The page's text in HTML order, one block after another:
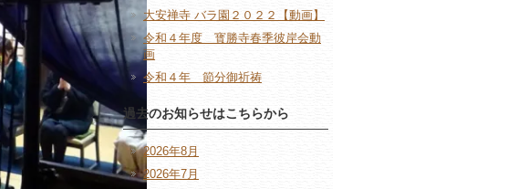
大安禅寺 バラ園２０２２【動画】
令和４年度 寳勝寺春季彼岸会動
画
令和４年 節分御祈祷
過去のお知らせはこちらから
2026年8月
2026年7月